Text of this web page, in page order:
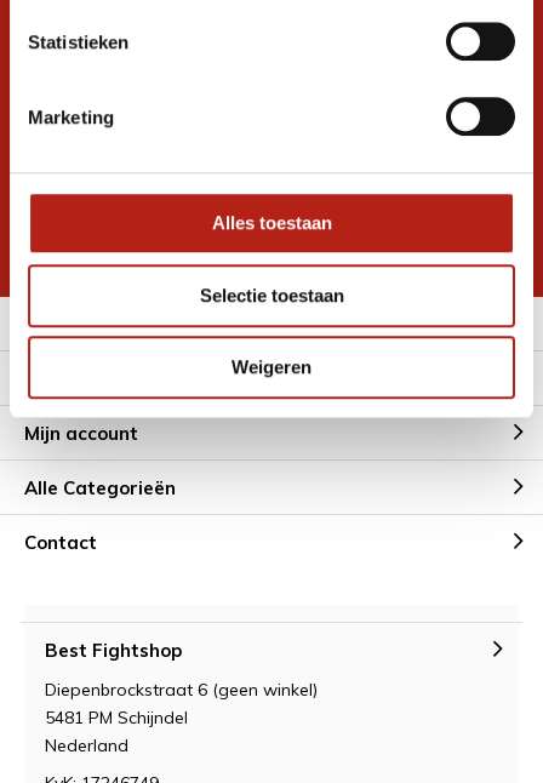
Statistieken
Marketing
Alles toestaan
Selectie toestaan
Weigeren
Ontvang de nieuwste aanbiedingen en
Inschrijven voor
* Lees hier de wettelijke beperkingen
Meer informatie
Mijn account
Alle Categorieën
Contact
Best Fightshop
Diepenbrockstraat 6 (geen winkel)
5481 PM Schijndel
Nederland